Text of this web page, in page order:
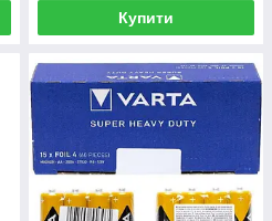
Купити